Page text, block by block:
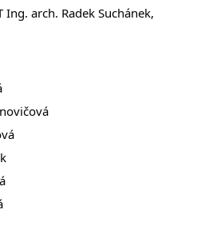
Ing. arch. Radek Suchánek,